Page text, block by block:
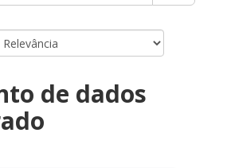
de dados